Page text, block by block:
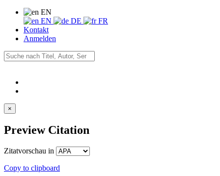
EN
EN
DE
FR
Kontakt
Anmelden
×
Preview Citation
Zitatvorschau in
Copy to clipboard